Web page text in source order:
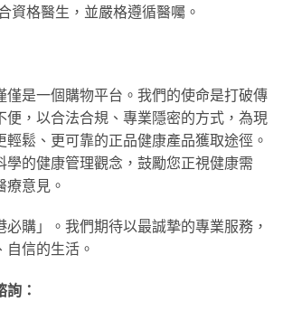
資格醫生，並嚴格遵循醫囑。
僅是一個購物平台。我們的使命是打破傳
便，以合法合規、專業隱密的方式，為現
輕鬆、更可靠的正品健康產品獲取途徑。
學的健康管理觀念，鼓勵您正視健康需
療意見。
必購」。我們期待以最誠摯的專業服務，
自信的生活。
：